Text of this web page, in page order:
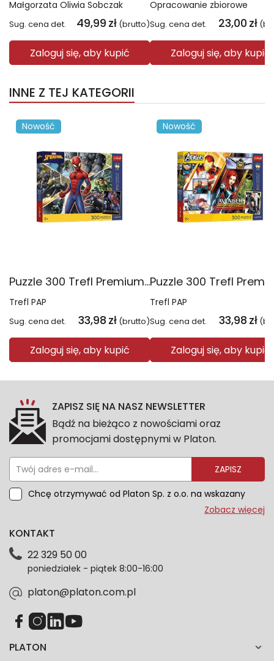
Małgorzata Oliwia Sobczak
Sug. cena det. 49,99 zł (brutto)
Zaloguj się, aby kupić
Opracowanie zbiorowe
Sug. cena det. 23,00 zł
Zaloguj się, aby kupić
INNE Z TEJ KATEGORII
Nowość
Puzzle 300 Trefl Premium Plus Kids Disney Marvel Spiderman ukryty bohater 23047
Trefl PAP
Sug. cena det. 33,98 zł (brutto)
Zaloguj się, aby kupić
Nowość
Trefl PAP
Sug. cena det. 33,98 zł
Zaloguj się, aby kupić
ZAPISZ SIĘ NA NASZ NEWSLETTER
Bądź na bieżąco z nowościami oraz
promocjami dostępnymi w Platon.
ZAPISZ
Chcę otrzymywać od Platon Sp. z o.o. na wskazany
przeze mnie adres e-mail informacje marketingowe
dotyczące danych osobowych znajdziesz w naszej
każdym czasie. Wycofanie zgody nie wpłynie na
zgodność z prawem przetwarzania dokonanego przed
Zobacz więcej
PLATON
KONTAKT
22 329 50 00
poniedziałek - piątek 8:00-16:00
platon@platon.com.pl